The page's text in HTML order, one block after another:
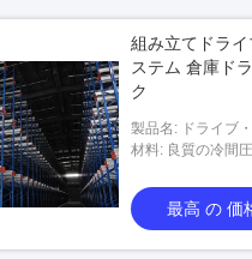
組み立てドラ
ステム 倉庫ド
ク
製品名: ドライブ・イン・ラックシステ
ム
材料: 良質の冷
最高 の 価